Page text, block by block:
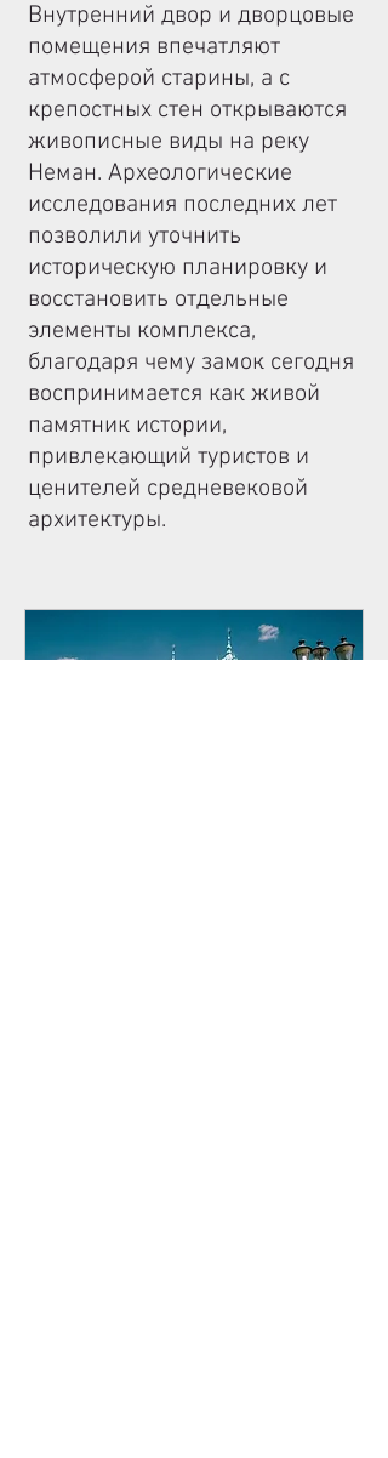
Внутренний двор и дворцовые
помещения впечатляют
атмосферой старины, а с
крепостных стен открываются
живописные виды на реку
Неман. Археологические
исследования последних лет
позволили уточнить
историческую планировку и
восстановить отдельные
элементы комплекса,
благодаря чему замок сегодня
воспринимается как живой
памятник истории,
привлекающий туристов и
ценителей средневековой
архитектуры.